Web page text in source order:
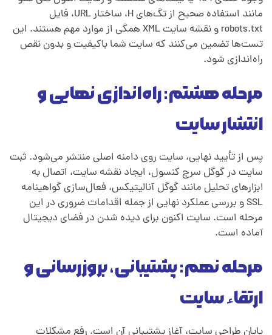
مانند استفاده صحیح از تگ‌های H، ساختار URL، فایل
robots.txt و نقشه سایت XML همگی از موارد مهم هستند. این
تست‌ها تضمین می‌کنند که سایت شما باکیفیت و بدون نقص
راه‌اندازی شود.
مرحله هشتم: راه‌اندازی نهایی و
انتشار سایت
پس از تأیید نهایی، سایت روی دامنه اصلی منتشر می‌شود. ثبت
سایت در گوگل سرچ کنسول، ایجاد نقشه سایت، اتصال به
ابزارهای تحلیل مانند گوگل آنالیتیکس، فعال‌سازی گواهینامه
SSL و بررسی عملکرد نهایی از جمله اقدامات ضروری در این
مرحله است. سایت اکنون برای دیده شدن در فضای دیجیتال
آماده است.
مرحله نهم: پشتیبانی، بروزرسانی و
ارتقاء سایت
پایان طراحی سایت، آغاز پشتیبانی آن است. رفع مشکلات